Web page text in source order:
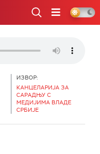
ИЗВОР:
КАНЦЕЛАРИЈА ЗА
САРАДЊУ С
МЕДИЈИМА ВЛАДЕ
СРБИЈЕ